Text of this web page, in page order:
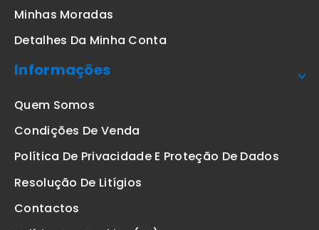
Minhas Moradas
Detalhes Da Minha Conta
Informações
Quem Somos
Condições De Venda
Política De Privacidade E Proteção De Dados
Resolução De Litígios
Contactos